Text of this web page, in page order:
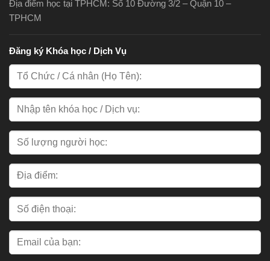
Địa điểm học tại TPHCM: Số 10 Đường 3/2 – Quận 10 –
TPHCM
Đăng ký Khóa học / Dịch Vụ